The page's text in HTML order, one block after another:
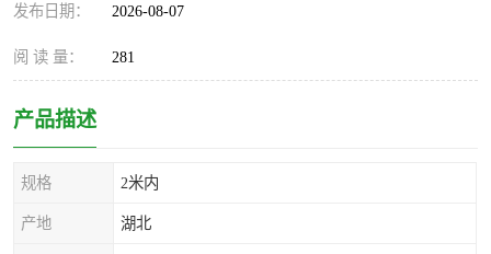
发布日期： 2026-08-07
阅 读 量： 281
产品描述
规格 2米内
产地 湖北